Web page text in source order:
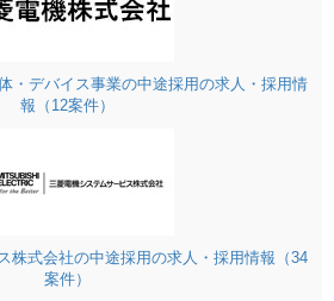
デバイス事業の中途採用の求人・採用情
報（12案件）
株式会社の中途採用の求人・採用情報（34
案件）